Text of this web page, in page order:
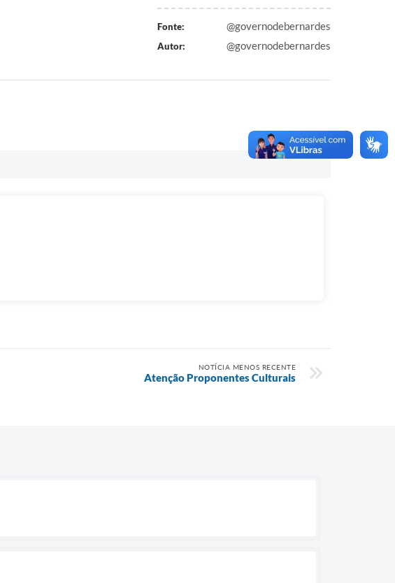
Fonte: @governodebernardes
Autor: @governodebernardes
NOTÍCIA MENOS RECENTE
Atenção Proponentes Culturais